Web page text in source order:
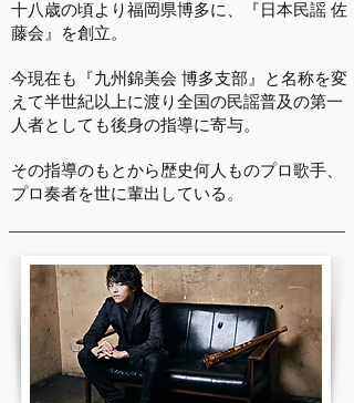
十八歳の頃より福岡県博多に、
『日本民謡 佐
藤会』を創立。
今現在も『九州錦美会 博多支部』と名称を変
えて半世紀以上に渡り全国の民謡普及の第一
人者としても後身の指導に寄与。
その指導のもとから歴史何人ものプロ歌手、
プロ奏者を世に輩出している。